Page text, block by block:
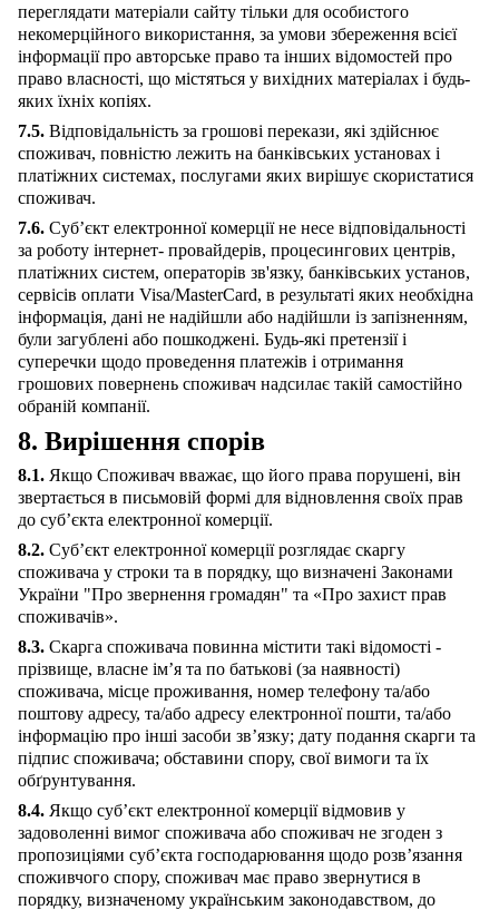
переглядати матеріали сайту тільки для особистого
некомерційного використання, за умови збереження всієї
інформації про авторське право та інших відомостей про
право власності, що містяться у вихідних матеріалах і будь-
яких їхніх копіях.
7.5. Відповідальність за грошові перекази, які здійснює
споживач, повністю лежить на банківських установах і
платіжних системах, послугами яких вирішує скористатися
споживач.
7.6. Суб’єкт електронної комерції не несе відповідальності
за роботу інтернет- провайдерів, процесингових центрів,
платіжних систем, операторів зв'язку, банківських установ,
сервісів оплати Visa/MasterCard, в результаті яких необхідна
інформація, дані не надійшли або надійшли із запізненням,
були загублені або пошкоджені. Будь-які претензії і
суперечки щодо проведення платежів і отримання
грошових повернень споживач надсилає такій самостійно
обраній компанії.
8. Вирішення спорів
8.1. Якщо Споживач вважає, що його права порушені, він
звертається в письмовій формі для відновлення своїх прав
до суб’єкта електронної комерції.
8.2. Суб’єкт електронної комерції розглядає скаргу
споживача у строки та в порядку, що визначені Законами
України "Про звернення громадян" та «Про захист прав
споживачів».
8.3. Скарга споживача повинна містити такі відомості -
прізвище, власне ім’я та по батькові (за наявності)
споживача, місце проживання, номер телефону та/або
поштову адресу, та/або адресу електронної пошти, та/або
інформацію про інші засоби зв’язку; дату подання скарги та
підпис споживача; обставини спору, свої вимоги та їх
обґрунтування.
8.4. Якщо суб’єкт електронної комерції відмовив у
задоволенні вимог споживача або споживач не згоден з
пропозиціями суб’єкта господарювання щодо розв’язання
споживчого спору, споживач має право звернутися в
порядку, визначеному українським законодавством, до